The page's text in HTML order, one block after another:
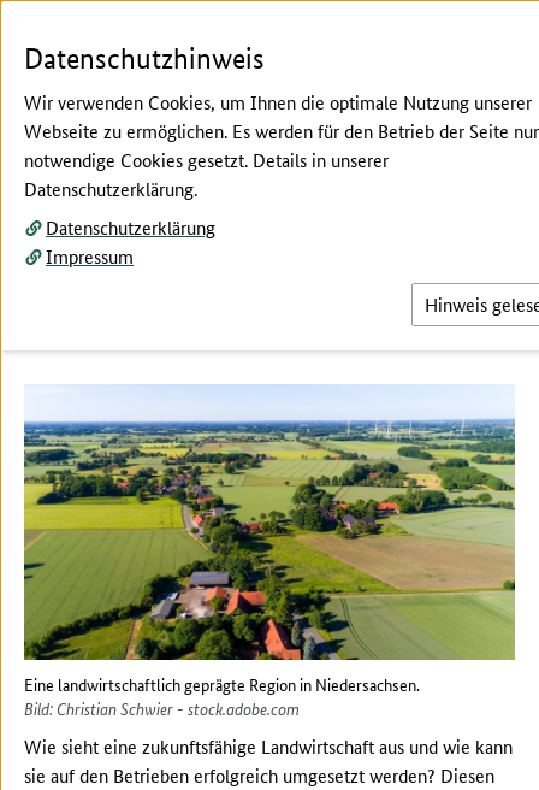
Hier beginnt der Hauptinhalt dieser Seite
BZL-Beratertagung 2026
1. und 2. Dezember 2026 in der DEULA Nienburg
Eine landwirtschaftlich geprägte Region in Niedersachsen.
Bild: Christian Schwier - stock.adobe.com
Wie sieht eine zukunftsfähige Landwirtschaft aus und wie kann
sie auf den Betrieben erfolgreich umgesetzt werden? Diesen
Datenschutzhinweis
Wir verwenden Cookies, um Ihnen die optimale Nutzung unserer
Webseite zu ermöglichen. Es werden für den Betrieb der Seite nur
notwendige Cookies gesetzt. Details in unserer
Datenschutzerklärung.
Datenschutzerklärung
Impressum
Hinweis